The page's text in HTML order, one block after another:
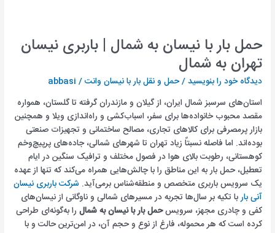
حمل بار با نیسان به شمال | باربری نیسان
تهران به شمال
دیدگاه‌ خود را بنویسید/حمل و نقل بار با نیسان وانت/
abbasi
استان‌های سرسبز شمال ایران، از گیلان و مازندران گرفته تا گلستان، همواره
مقصد محبوب خانواده‌ها برای سفر، اسباب‌کشی و راه‌اندازی ویلا و همچنین
بازار پرمصرفی برای کالاهای تجاری، مصالح ساختمانی و تجهیزات صنعتی
بوده‌اند. اما فاصله نسبتاً زیاد تهران تا شهرهای شمالی، جاده‌های پرپیچ‌وخم
کوهستانی، رطوبت بالای هوا در فصول مختلف و ترافیک سنگین در ایام
تعطیل، حمل بار به این مناطق را با چالش‌هایی همراه می‌کند که تنها از عهده
یک سرویس باربری متخصص و منطقه‌شناس برمی‌آید.شرکت باربری نیسان
آنی باربا تکیه بر سال‌ها تجربه در مسیرهای شمالی و ناوگانی از نیسان‌های
کفی و چادری مجهز، سرویسحمل بار با نیسان به شمال را به‌گونه‌ای طراحی
کرده است که هر محموله، فارغ از نوع و حجم آن، در امن‌ترین حالت و با